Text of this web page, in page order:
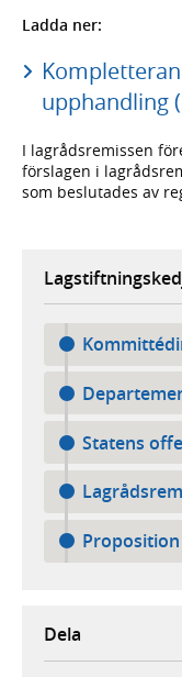
Ladda ner:
upphandling
I lagrådsremissen
förslagen i
som beslutades av
Statens
Proposition
Dela